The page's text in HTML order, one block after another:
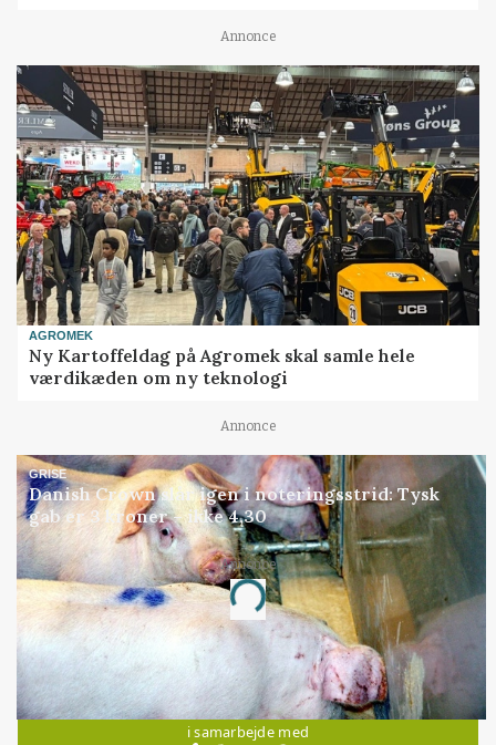
Annonce
AGROMEK
Ny Kartoffeldag på Agromek skal samle hele
værdikæden om ny teknologi
Annonce
GRISE
Danish Crown slår igen i noteringsstrid: Tysk
gab er 3 kroner – ikke 4,30
Annonce
Loading...
Jobs
i samarbejde med